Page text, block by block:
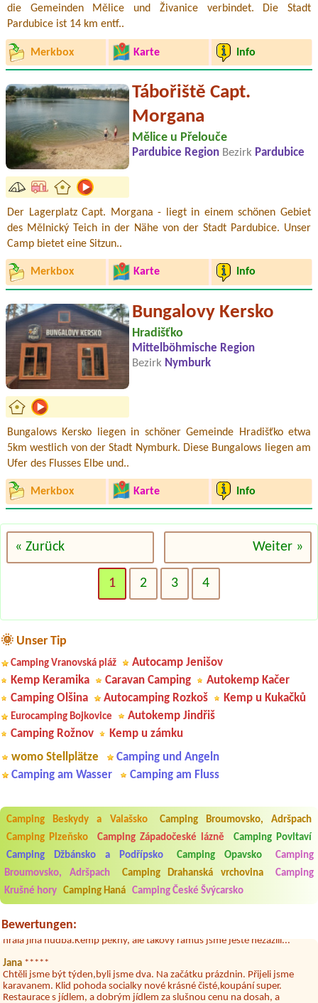
die Gemeinden Mělice und Živanice verbindet. Die Stadt
Pardubice ist 14 km entf..
Merkbox Karte Info
Tábořiště Capt.
Morgana
Mělice u Přelouče
Pardubice Region Bezirk Pardubice
Der Lagerplatz Capt. Morgana - liegt in einem schönen Gebiet
des Mělnický Teich in der Nähe von der Stadt Pardubice. Unser
Camp bietet eine Sitzun..
Merkbox Karte Info
Bungalovy Kersko
Hradišťko
Mittelböhmische Region
Bezirk Nymburk
Bungalows Kersko liegen in schöner Gemeinde Hradišťko etwa
5km westlich von der Stadt Nymburk. Diese Bungalows liegen am
Ufer des Flusses Elbe und..
Merkbox Karte Info
« Zurück Weiter »
1 2 3 4
🌞 Unser Tip
Camping Vranovská pláž
Autocamp Jenišov
Kemp Keramika
Caravan Camping
Autokemp Kačer
Camping Olšina
Autocamping Rozkoš Kemp u Kukačků
Eurocamping Bojkovice
Autokemp Jindřiš
Camping Rožnov
Kemp u zámku
womo Stellplätze
Camping und Angeln
Camping am Wasser
Camping am Fluss
Camping Beskydy a Valašsko
Camping Broumovsko, Adršpach
Camping Plzeňsko
Camping Západočeské lázně
Camping Povltaví
Camping Džbánsko a Podřípsko
Camping Opavsko
Camping
Broumovsko, Adršpach
Camping Drahanská vrchovina
Camping
Krušné hory Camping Haná Camping České Švýcarsko
Bewertungen:
Aneta Melicharová***
Byli jsme zde v týdnu od 25.7. do 1.8. 2026. Kemp jako takový je pěkný.
V umývárně i na WC bylo vždy čisto, doplněný papír i utěrky, což při
množství návštěvníků není samozřejmost. V kempu je obchod a
restaurace, kebab a další občerstvení. Co nás ale velice zklamalo byl
ubytovaných. Přes den jsem si připadala jak na pouti- z každého koutu
hrála jiná hudba.Kemp pěkný, ale takový rámus jsme ještě nezažili...
Jana *****
Chtěli jsme být týden,byli jsme dva. Na začátku prázdnin. Přijeli jsme
karavanem. Klid pohoda socialky nové krásné čisté,koupání super.
Restaurace s jídlem, a dobrým jídlem za slušnou cenu na dosah, a